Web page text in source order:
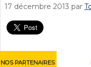
17 décembre 2013 par
NOS PARTENAIRES